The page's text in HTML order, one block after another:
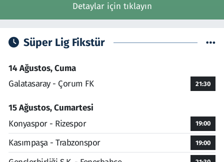
Detaylar için tıklayın
Süper Lig Fikstür
14 Ağustos, Cuma
Galatasaray - Çorum FK
21:30
15 Ağustos, Cumartesi
Konyaspor - Rizespor
19:00
Kasımpaşa - Trabzonspor 19:00